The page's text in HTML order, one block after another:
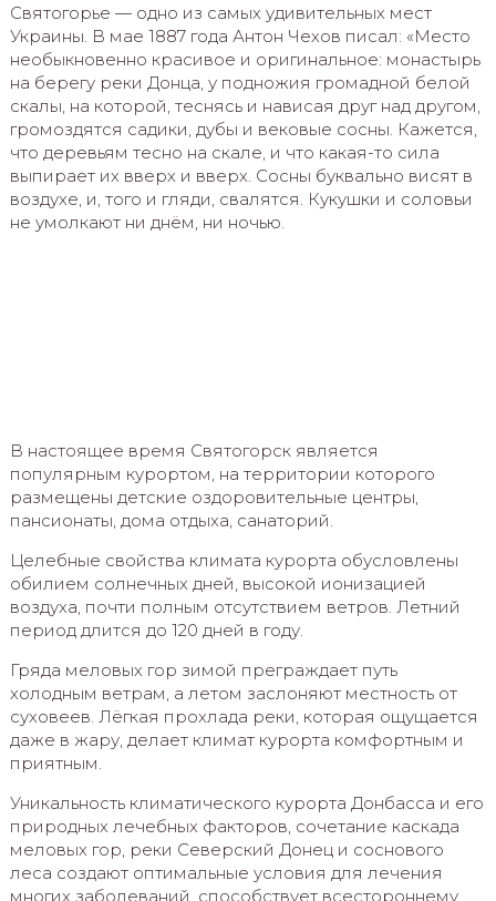
Святогорье — одно из самых удивительных мест
Украины. В мае 1887 года Антон Чехов писал: «Место
необыкновенно красивое и оригинальное: монастырь
на берегу реки Донца, у подножия громадной белой
скалы, на которой, теснясь и нависая друг над другом,
громоздятся садики, дубы и вековые сосны. Кажется,
что деревьям тесно на скале, и что какая-то сила
выпирает их вверх и вверх. Сосны буквально висят в
воздухе, и, того и гляди, свалятся. Кукушки и соловьи
не умолкают ни днём, ни ночью.
В настоящее время Святогорск является
популярным курортом, на территории которого
размещены детские оздоровительные центры,
пансионаты, дома отдыха, санаторий.
Целебные свойства климата курорта обусловлены
обилием солнечных дней, высокой ионизацией
воздуха, почти полным отсутствием ветров. Летний
период длится до 120 дней в году.
Гряда меловых гор зимой преграждает путь
холодным ветрам, а летом заслоняют местность от
суховеев. Лёгкая прохлада реки, которая ощущается
даже в жару, делает климат курорта комфортным и
приятным.
Уникальность климатического курорта Донбасса и его
природных лечебных факторов, сочетание каскада
меловых гор, реки Северский Донец и соснового
леса создают оптимальные условия для лечения
многих заболеваний, способствует всестороннему